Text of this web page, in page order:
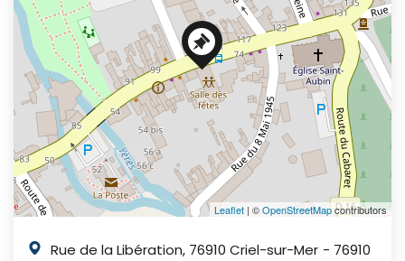
Leaflet | ©OpenStreetMapcontributors
Rue de la Libération, 76910 Criel-sur-Mer - 76910